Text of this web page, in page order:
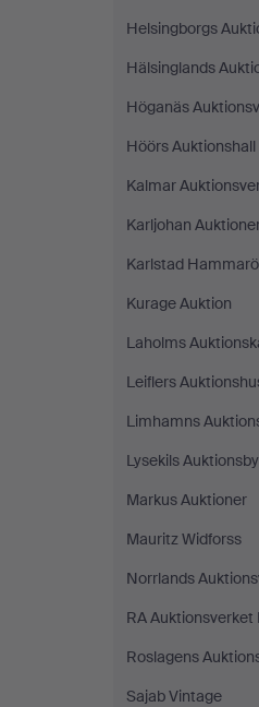
Helsingborgs
Hälsinglands
Höganäs
Höörs Auktionshall
Kalmar
Karljohan
Karlstad
Kurage Auktion
Laholms
Leiflers
Limhamns
Lysekils
Markus Auktioner
Mauritz Widforss
Norrlands
RA
Roslagens
Sajab Vintage